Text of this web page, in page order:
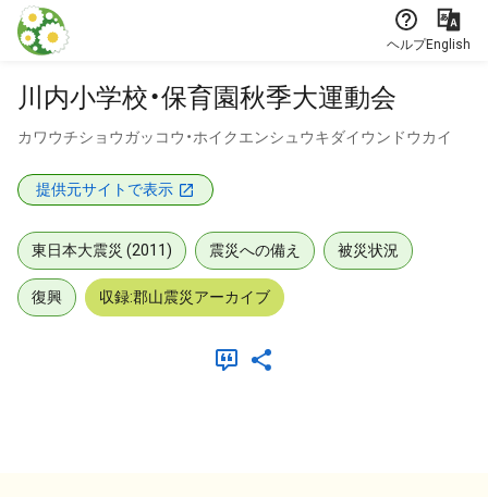
本文に飛ぶ
ヘルプEnglish
川内小学校・保育園秋季大運動会
カワウチショウガッコウ・ホイクエンシュウキダイウンドウカイ
提供元サイトで表示
東日本大震災 (2011) 震災への備え 被災状況
復興 収録:郡山震災アーカイブ